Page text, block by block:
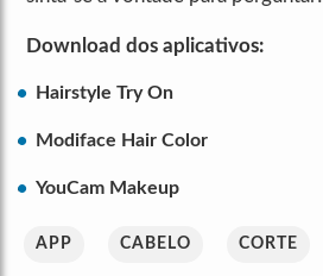
Download dos aplicativos:
Hairstyle Try On
Modiface Hair Color
YouCam Makeup
APP CABELO CORTE